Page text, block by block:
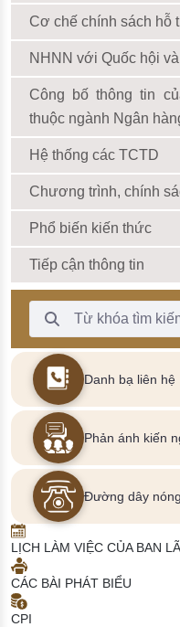
Cơ chế chính sách hỗ
NHNN với Quốc hội
Công bố thông tin
thuộc ngành Ngân
Hệ thống các TCTD
Chương trình, chính
Phổ biến kiến thức
Tiếp cận thông tin
Thanh Tìm kiếm
Danh bạ liên hệ
Phản ánh kiến
Đường dây nóng
LỊCH LÀM VIỆC CỦA BAN
CÁC BÀI PHÁT BIỂU
CPI